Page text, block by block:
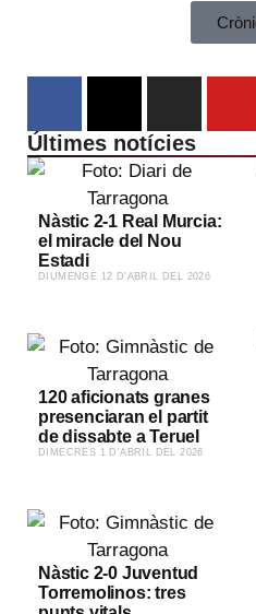
Últimes notícies
Nàstic 2-1 Real Murcia:
el miracle del Nou
Estadi
​DIUMENGE 12 D'ABRIL DEL 2026
120 aficionats granes
presenciaran el partit
de dissabte a Teruel
​DIMECRES 1 D'ABRIL DEL 2026
Nàstic 2-0 Juventud
Torremolinos: tres